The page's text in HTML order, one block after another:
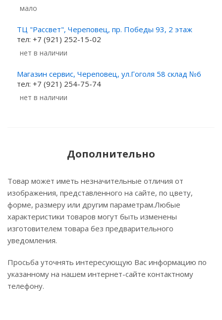
Мало
ТЦ "Рассвет", Череповец, пр. Победы 93, 2 этаж
тел: +7 (921) 252-15-02
Нет в наличии
Магазин сервис, Череповец, ул.Гоголя 58 склад №6
тел: +7 (921) 254-75-74
Нет в наличии
Дополнительно
Товар может иметь незначительные отличия от
изображения, представленного на сайте, по цвету,
форме, размеру или другим параметрам.Любые
характеристики товаров могут быть изменены
изготовителем товара без предварительного
уведомления.
Просьба уточнять интересующую Вас информацию по
указанному на нашем интернет-сайте контактному
телефону.